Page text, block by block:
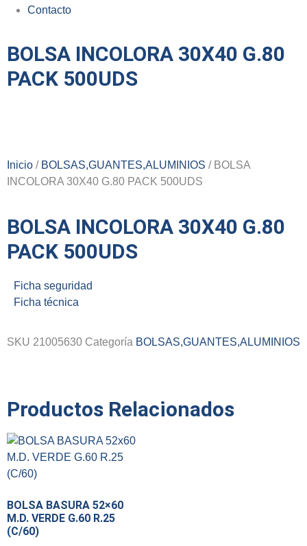
Contacto
BOLSA INCOLORA 30X40 G.80
PACK 500UDS
Inicio / BOLSAS,GUANTES,ALUMINIOS / BOLSA
INCOLORA 30X40 G.80 PACK 500UDS
BOLSA INCOLORA 30X40 G.80
PACK 500UDS
Ficha seguridad
Ficha técnica
SKU 21005630 Categoría BOLSAS,GUANTES,ALUMINIOS
Productos Relacionados
BOLSA BASURA 52×60
M.D. VERDE G.60 R.25
(C/60)